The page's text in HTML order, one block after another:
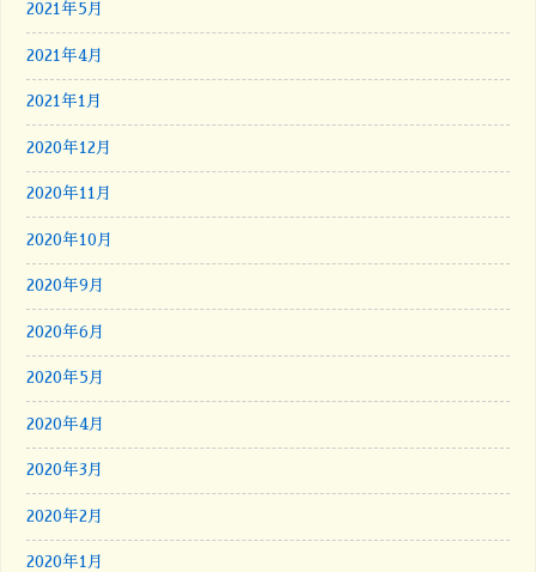
2021年5月
2021年4月
2021年1月
2020年12月
2020年11月
2020年10月
2020年9月
2020年6月
2020年5月
2020年4月
2020年3月
2020年2月
2020年1月